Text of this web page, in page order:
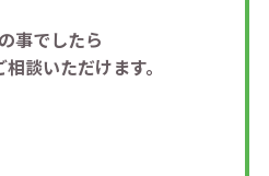
事でしたら
談いただけます。